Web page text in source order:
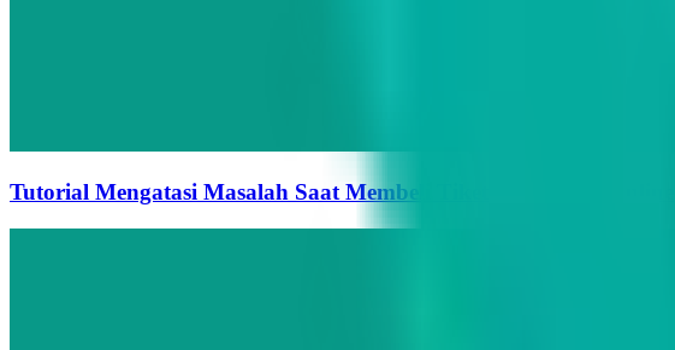
Tutorial Mengatasi Masalah Saat Membeli Tiket Kereta Api Online